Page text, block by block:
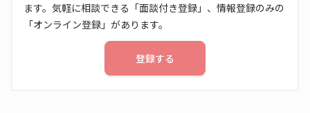
ます。気軽に相談できる「面談付き登録」、情報登録のみの
「オンライン登録」があります。
登録する